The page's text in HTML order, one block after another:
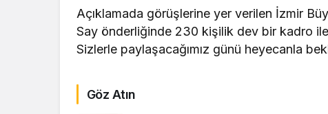
Açıklamada görüşlerine yer verilen İzmir
Say önderliğinde 230 kişilik dev bir kadro
Sizlerle paylaşacağımız günü heyecanla
Göz Atın